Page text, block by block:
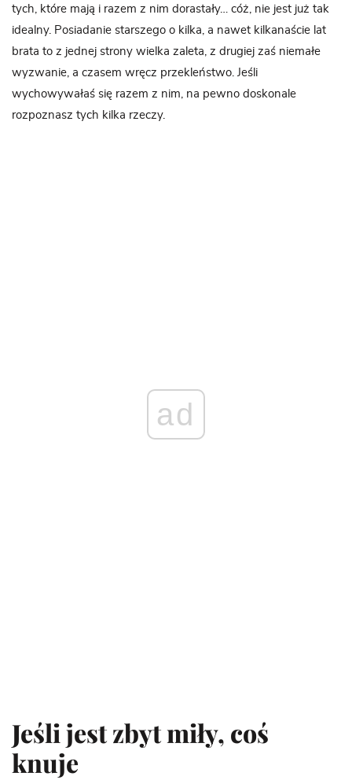
tych, które mają i razem z nim dorastały… cóż, nie jest już tak
idealny. Posiadanie starszego o kilka, a nawet kilkanaście lat
brata to z jednej strony wielka zaleta, z drugiej zaś niemałe
wyzwanie, a czasem wręcz przekleństwo. Jeśli
wychowywałaś się razem z nim, na pewno doskonale
rozpoznasz tych kilka rzeczy.
ad
Jeśli jest zbyt miły, coś
knuje